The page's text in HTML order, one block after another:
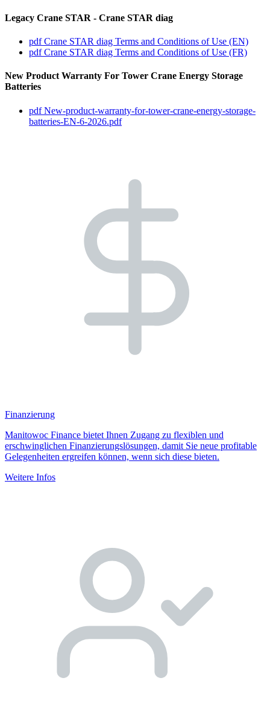
Legacy Crane STAR - Crane STAR diag
pdfCrane STAR diag Terms and Conditions of Use (EN)
pdfCrane STAR diag Terms and Conditions of Use (FR)
New Product Warranty For Tower Crane Energy Storage
Batteries
pdfNew-product-warranty-for-tower-crane-energy-storage-
batteries-EN-6-2026.pdf
Finanzierung
Manitowoc Finance bietet Ihnen Zugang zu flexiblen und
erschwinglichen Finanzierungslösungen, damit Sie neue profitable
Gelegenheiten ergreifen können, wenn sich diese bieten.
Weitere Infos